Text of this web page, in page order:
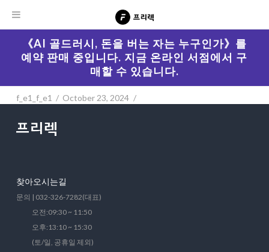
《AI 골드러시, 돈을 버는 자는 누구인가》를
예약 판매 중입니다. 지금 온라인 서점에서 구
매할 수 있습니다.
f_e1_f_e1 October 23, 2024
찾아오시는길
문의 | 032-326-7282(대표)
오전:09:30 ~ 11:50
오후:13:10 ~ 15:30
(토/일, 공휴일 제외)